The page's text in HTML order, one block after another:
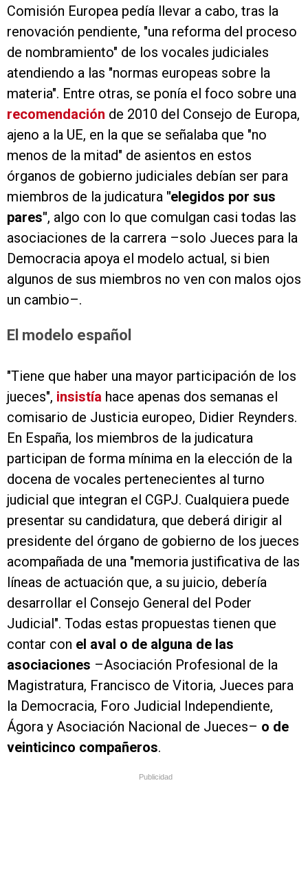
Comisión Europea pedía llevar a cabo, tras la
renovación pendiente, "una reforma del proceso
de nombramiento" de los vocales judiciales
atendiendo a las "normas europeas sobre la
materia". Entre otras, se ponía el foco sobre una
recomendación de 2010 del Consejo de Europa,
ajeno a la UE, en la que se señalaba que "no
menos de la mitad" de asientos en estos
órganos de gobierno judiciales debían ser para
miembros de la judicatura "elegidos por sus
pares", algo con lo que comulgan casi todas las
asociaciones de la carrera –solo Jueces para la
Democracia apoya el modelo actual, si bien
algunos de sus miembros no ven con malos ojos
un cambio–.
El modelo español
"Tiene que haber una mayor participación de los
jueces", insistía hace apenas dos semanas el
comisario de Justicia europeo, Didier Reynders.
En España, los miembros de la judicatura
participan de forma mínima en la elección de la
docena de vocales pertenecientes al turno
judicial que integran el CGPJ. Cualquiera puede
presentar su candidatura, que deberá dirigir al
presidente del órgano de gobierno de los jueces
acompañada de una "memoria justificativa de las
líneas de actuación que, a su juicio, debería
desarrollar el Consejo General del Poder
Judicial". Todas estas propuestas tienen que
contar con el aval o de alguna de las
asociaciones –Asociación Profesional de la
Magistratura, Francisco de Vitoria, Jueces para
la Democracia, Foro Judicial Independiente,
Ágora y Asociación Nacional de Jueces– o de
veinticinco compañeros.
Publicidad